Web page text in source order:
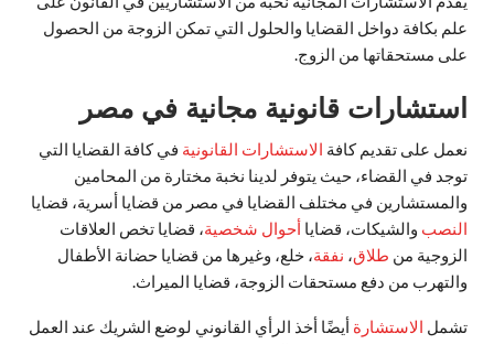
علم بكافة دواخل القضايا والحلول التي تمكن الزوجة من الحصول
على مستحقاتها من الزوج.
استشارات قانونية مجانية في مصر
نعمل على تقديم كافة الاستشارات القانونية في كافة القضايا التي
توجد في القضاء، حيث يتوفر لدينا نخبة مختارة من المحامين
والمستشارين في مختلف القضايا في مصر من قضايا أسرية، قضايا
النصب والشيكات، قضايا أحوال شخصية، قضايا تخص العلاقات
الزوجية من طلاق، نفقة، خلع، وغيرها من قضايا حضانة الأطفال
والتهرب من دفع مستحقات الزوجة، قضايا الميراث.
تشمل الاستشارة أيضًا أخذ الرأي القانوني لوضع الشريك عند العمل